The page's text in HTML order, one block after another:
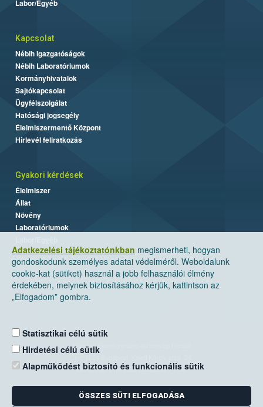
Adatkezelési tájékoztatónkban megismerheti, hogyan
gondoskodunk személyes adatai védelméről. Weboldalunk
cookie-kat (sütiket) használ a jobb felhasználói élmény
érdekében, melynek biztosításához kérjük, kattintson az
„Elfogadom” gombra.
Statisztikai célú sütik
Hirdetési célú sütik
Alapműködést biztosító és funkcionális sütik
ÖSSZES SÜTI ELFOGADÁSA
Labor/Egyéb
Kapcsolat
Nébih Igazgatóságok
Nébih Laboratóriumok
Kormányhivatalok
Sajtókapcsolat
Ügyfélszolgálat
Hatósági jogsegély
Élelmiszermentő Központ
Hírlevél feliratkozás
Gyakori kérdések
Élelmiszer
Állat
Növény
Laboratóriumok
Nemzeti Élelmiszerlánc-biztonsági Hivatal
Levelezési cím: 1525 Budapest. Pf. 30.
E-mail:ugyfelszolgalat@nebih.gov.hu